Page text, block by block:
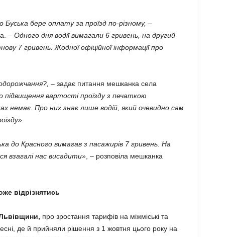
Буська бере оплату за проїзд по-різному, –
– Одного дня водії вимагали 6 гривень, на другий
7 гривень. Жодної офіційної інформації про
–задає питання мешканка села
підвищення вартості проїзду з печаткою
немає. Про них знає лише водій, який очевидно сам
до Красного вимагав з пасажирів 7 гривень. На
взагалі нас висадити», – розповіла мешканка
відрізнятись
Львівщини, про зростання тарифів на міжміські та
де й прийняли рішення з 1 жовтня цього року на